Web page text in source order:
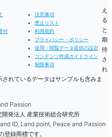
付
注意事項
禁止リスト
利用規約
プライバシー・ポリシー
使用・閲覧データ提供の設定
コンテンツ作成ガイドライン
制限事項
え
る
と
期
待
さ
れ
れているデータはサンプルも含みま
Passion
発法人 産業技術総合研究所
ID, Land point, Peace and Passion
録商標です。